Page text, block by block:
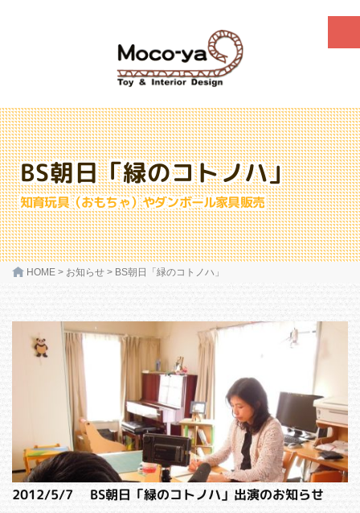
BS朝日「緑のコトノハ」
知育玩具（おもちゃ）やダンボール家具販売
HOME > お知らせ > BS朝日「緑のコトノハ」
2012/5/7 BS朝日「緑のコトノハ」出演のお知らせ